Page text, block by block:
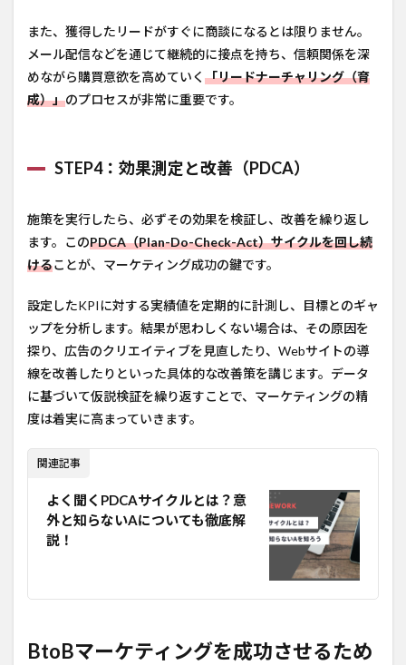
また、獲得したリードがすぐに商談になるとは限りません。
メール配信などを通じて継続的に接点を持ち、信頼関係を深
めながら購買意欲を高めていく 「リードナーチャリング（育
成）」のプロセスが非常に重要です。
STEP4：効果測定と改善（PDCA）
施策を実行したら、必ずその効果を検証し、改善を繰り返し
ます。このPDCA（Plan-Do-Check-Act）サイクルを回し続
けることが、マーケティング成功の鍵です。
設定したKPIに対する実績値を定期的に計測し、目標とのギャ
ップを分析します。結果が思わしくない場合は、その原因を
探り、広告のクリエイティブを見直したり、Webサイトの導
線を改善したりといった具体的な改善策を講じます。データ
に基づいて仮説検証を繰り返すことで、マーケティングの精
度は着実に高まっていきます。
関連記事
よく聞くPDCAサイクルとは？意
外と知らないAについても徹底解
説！
BtoBマーケティングを成功させるため